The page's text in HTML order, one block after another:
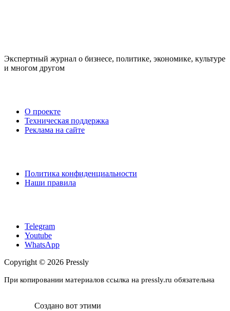
Экспертный журнал о бизнесе, политике, экономике, культуре
и многом другом
О проекте
Техническая поддержка
Реклама на сайте
Политика конфиденциальности
Наши правила
Telegram
Youtube
WhatsApp
Copyright © 2026 Pressly
При копировании материалов ссылка на pressly.ru обязательна
Создано вот этими